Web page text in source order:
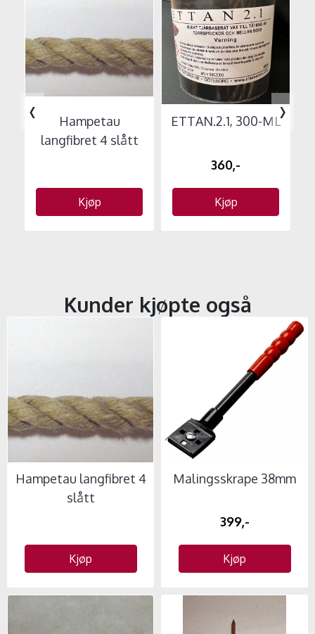
Hampetau
langfibret 4 slått
Kjøp
ETTAN.2.1, 300-ML
360,-
Kjøp
‹ ›
Kunder kjøpte også
Hampetau langfibret 4
slått
Kjøp
Malingsskrape 38mm
399,-
Kjøp